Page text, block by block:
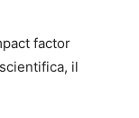
factor
il